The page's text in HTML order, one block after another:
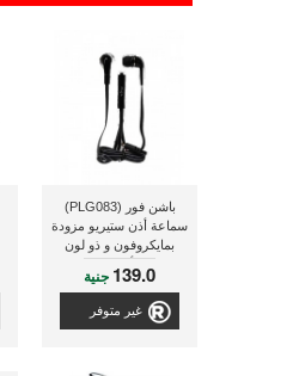
باشن فور (PLG083)
سماعة أذن ستيريو مزودة
بمايكروفون و ذو لون
أسود
139.0 جنية
غير متوفر